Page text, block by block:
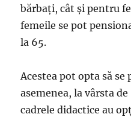
bărbați, cât și pentru
femeile se pot
la 65.
Acestea pot opta să se
asemenea, la vârsta
cadrele didactice au